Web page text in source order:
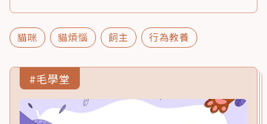
貓咪 貓煩惱 飼主 行為教養
#毛學堂